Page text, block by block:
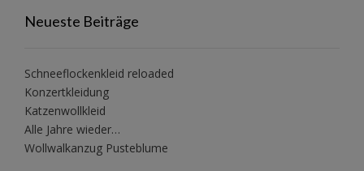
Neueste Beiträge
Schneeflockenkleid reloaded
Konzertkleidung
Katzenwollkleid
Alle Jahre wieder…
Wollwalkanzug Pusteblume